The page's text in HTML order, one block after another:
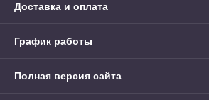
Доставка и оплата
График работы
Полная версия сайта